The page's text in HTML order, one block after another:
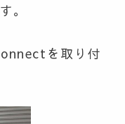
。
を取り付